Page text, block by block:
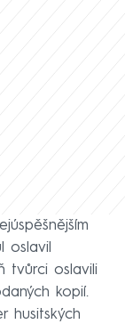
oslavil
tvůrci oslavili
kopií.
husitských